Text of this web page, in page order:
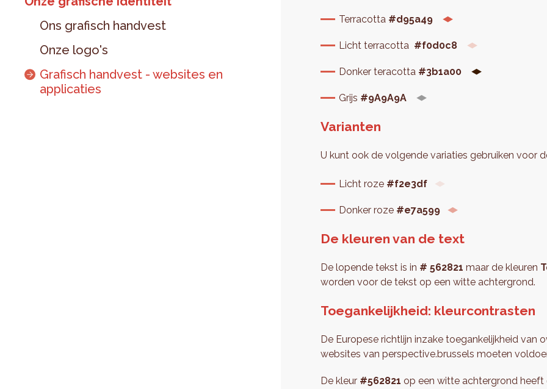
Ons grafisch handvest
Onze logo's
Grafisch handvest - websites en
applicaties
Terracotta #d95a49
Licht terracotta #f0d0c8
Donker teracotta #3b1a00
Grijs #9A9A9A
Varianten
U kunt ook de volgende variaties gebruiken voor
Licht roze #f2e3df
Donker roze #e7a599
De kleuren van de text
De lopende tekst is in # 562821 maar de kleuren
worden voor de tekst op een witte achtergrond.
Toegankelijkheid: kleurcontrasten
De Europese richtlijn inzake toegankelijkheid van
websites van perspective.brussels moeten
De kleur #562821 op een witte achtergrond heeft